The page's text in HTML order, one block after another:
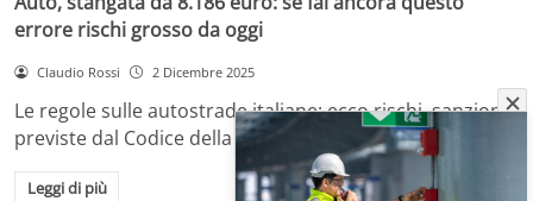
errore rischi grosso da oggi
Claudio Rossi 2 Dicembre 2025
Le regole sulle autostrade italiane: ecco rischi, sanzioni
previste dal Codice della Strada e come…
Leggi di più